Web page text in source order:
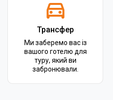
Трансфер
Ми заберемо вас із
вашого готелю для
туру, який ви
забронювали.